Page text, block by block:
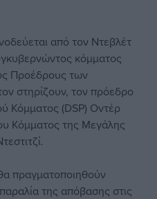
από τον Ντεβλέτ
κόμματος
Προέδρους των
στηρίζουν, τον πρόεδρο
Κόμματος (DSP) Οντέρ
Κόμματος της Μεγάλης
πραγματοποιηθούν
της απόβασης στις